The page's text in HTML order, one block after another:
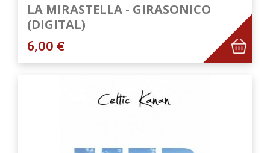
LA MIRASTELLA - GIRASONICO
(DIGITAL)
6,00 €